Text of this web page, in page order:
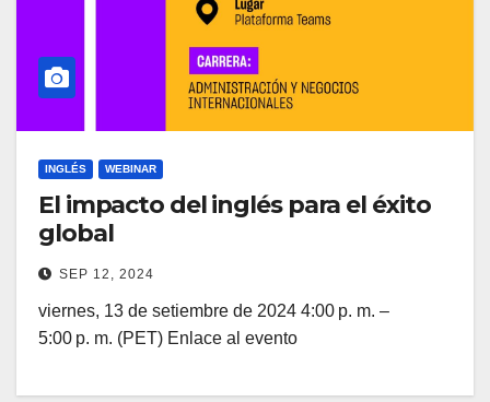
INGLÉS WEBINAR
El impacto del inglés para el éxito
global
SEP 12, 2024
viernes, 13 de setiembre de 2024 4:00 p. m. –
5:00 p. m. (PET) Enlace al evento